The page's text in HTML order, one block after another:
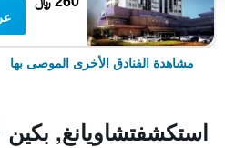
مشاهدة الفنادق الأخرى الموصى بها
استكشفتشاويانغ, بكين